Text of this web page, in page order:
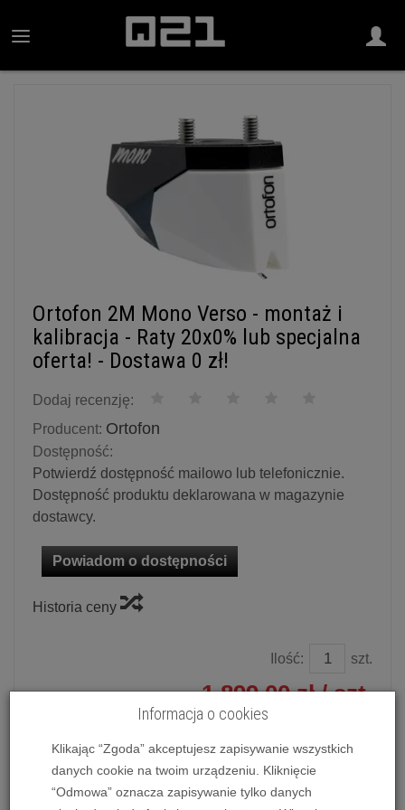
Ortofon 2M Mono Verso - montaż i
kalibracja - Raty 20x0% lub specjalna
oferta! - Dostawa 0 zł!
Dodaj recenzję:
Producent: Ortofon
Dostępność:
Potwierdź dostępność mailowo lub telefonicznie.
Dostępność produktu deklarowana w magazynie
dostawcy.
Powiadom o dostępności
Historia ceny
Ilość: szt.
1 899,00 zł/ szt.
Informacja o cookies
Klikając “Zgoda” akceptujesz zapisywanie wszystkich
danych cookie na twoim urządzeniu. Kliknięcie
“Odmowa” oznacza zapisywanie tylko danych